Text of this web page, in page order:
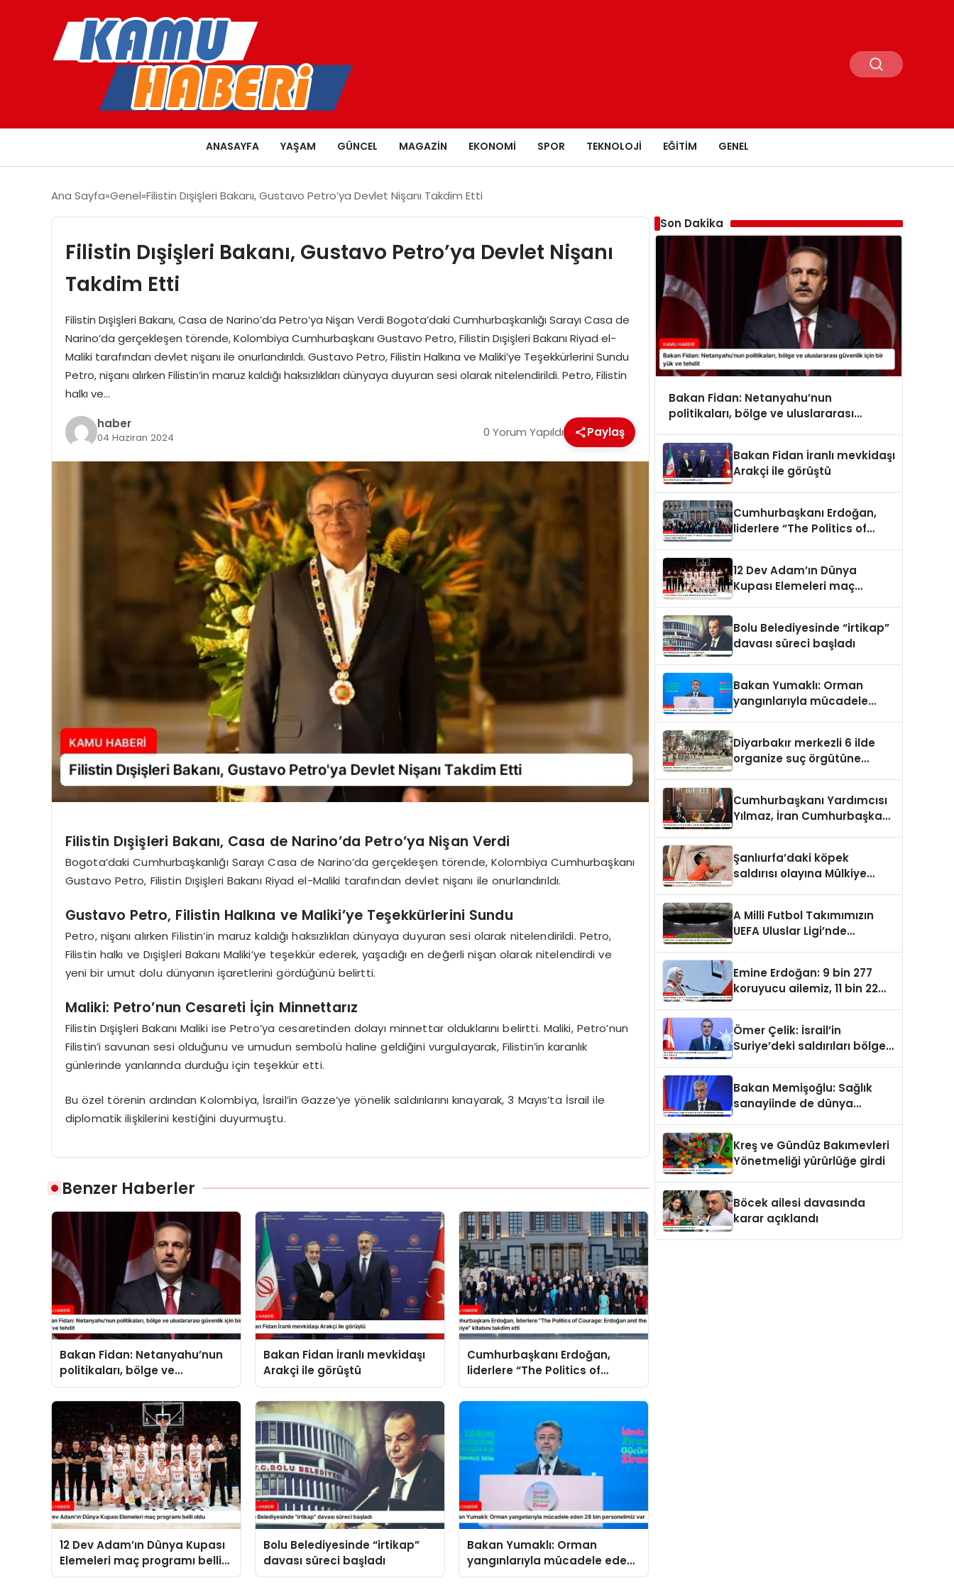
ANASAYFA YAŞAM GÜNCEL MAGAZIN EKONOMI SPOR TEKNOLOJI EĞITIM GENEL
Ana Sayfa Genel Filistin Dışişleri Bakanı, Gustavo Petro’ya Devlet Nişanı Takdim Etti
Filistin Dışişleri Bakanı, Gustavo Petro’ya Devlet Nişanı
Takdim Etti
Filistin Dışişleri Bakanı, Casa de Narino’da Petro’ya Nişan Verdi Bogota’daki Cumhurbaşkanlığı Sarayı Casa de
Narino’da gerçekleşen törende, Kolombiya Cumhurbaşkanı Gustavo Petro, Filistin Dışişleri Bakanı Riyad el-
Maliki tarafından devlet nişanı ile onurlandırıldı. Gustavo Petro, Filistin Halkına ve Maliki’ye Teşekkürlerini Sundu
Petro, nişanı alırken Filistin’in maruz kaldığı haksızlıkları dünyaya duyuran sesi olarak nitelendirildi. Petro, Filistin
halkı ve…
haber
04 Haziran 2024 0 Yorum Yapıldı Paylaş
Filistin Dışişleri Bakanı, Casa de Narino’da Petro’ya Nişan Verdi
Bogota’daki Cumhurbaşkanlığı Sarayı Casa de Narino’da gerçekleşen törende, Kolombiya Cumhurbaşkanı
Gustavo Petro, Filistin Dışişleri Bakanı Riyad el-Maliki tarafından devlet nişanı ile onurlandırıldı.
Gustavo Petro, Filistin Halkına ve Maliki’ye Teşekkürlerini Sundu
Petro, nişanı alırken Filistin’in maruz kaldığı haksızlıkları dünyaya duyuran sesi olarak nitelendirildi. Petro,
Filistin halkı ve Dışişleri Bakanı Maliki’ye teşekkür ederek, yaşadığı en değerli nişan olarak nitelendirdi ve
yeni bir umut dolu dünyanın işaretlerini gördüğünü belirtti.
Maliki: Petro’nun Cesareti İçin Minnettarız
Filistin Dışişleri Bakanı Maliki ise Petro’ya cesaretinden dolayı minnettar olduklarını belirtti. Maliki, Petro’nun
Filistin’i savunan sesi olduğunu ve umudun sembolü haline geldiğini vurgulayarak, Filistin’in karanlık
günlerinde yanlarında durduğu için teşekkür etti.
Bu özel törenin ardından Kolombiya, İsrail’in Gazze’ye yönelik saldırılarını kınayarak, 3 Mayıs’ta İsrail ile
diplomatik ilişkilerini kestiğini duyurmuştu.
Benzer Haberler
Bakan Fidan: Netanyahu’nun
politikaları, bölge ve
uluslararası güvenlik için bir
yük ve tehdit
Bakan Fidan İranlı mevkidaşı
Arakçi ile görüştü
Cumhurbaşkanı Erdoğan,
liderlere “The Politics of
Courage: Erdoğan and the
Rise of Türkiye” kitabını
12 Dev Adam’ın Dünya Kupası
Elemeleri maç programı belli
oldu
Bolu Belediyesinde “irtikap”
davası süreci başladı
Bakan Yumaklı: Orman
yangınlarıyla mücadele eden
28 bin personelimiz var
Son Dakika
Bakan Fidan: Netanyahu’nun
politikaları, bölge ve uluslararası
Bakan Fidan İranlı mevkidaşı
Arakçi ile görüştü
Cumhurbaşkanı Erdoğan,
liderlere “The Politics of
takdim etti
12 Dev Adam’ın Dünya
Kupası Elemeleri maç
Bolu Belediyesinde “irtikap”
davası süreci başladı
Bakan Yumaklı: Orman
yangınlarıyla mücadele
Diyarbakır merkezli 6 ilde
organize suç örgütüne
Cumhurbaşkanı Yardımcısı
Yılmaz, İran Cumhurbaşkanı
Şanlıurfa’daki köpek
saldırısı olayına Mülkiye
A Milli Futbol Takımımızın
UEFA Uluslar Ligi’nde
Emine Erdoğan: 9 bin 277
koruyucu ailemiz, 11 bin 22
Ömer Çelik: İsrail’in
Suriye’deki saldırıları bölge
Bakan Memişoğlu: Sağlık
sanayiinde de dünya
Kreş ve Gündüz Bakımevleri
Yönetmeliği yürürlüğe girdi
Böcek ailesi davasında
karar açıklandı